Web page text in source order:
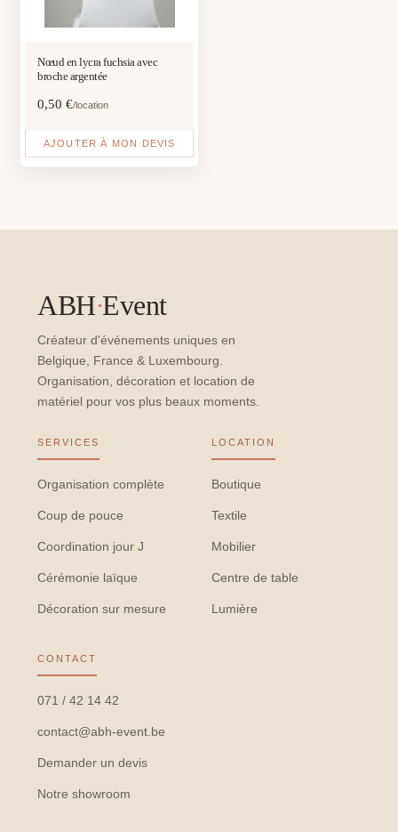
Nœud en lycra fuchsia avec
broche argentée
0,50€/location
AJOUTER À MON DEVIS
ABH·Event
Créateur d'événements uniques en
Belgique, France & Luxembourg.
Organisation, décoration et location de
matériel pour vos plus beaux moments.
SERVICES
Organisation complète
Coup de pouce
Coordination jour J
Cérémonie laïque
Décoration sur mesure
LOCATION
Boutique
Textile
Mobilier
Centre de table
Lumière
CONTACT
071 / 42 14 42
contact@abh-event.be
Demander un devis
Notre showroom